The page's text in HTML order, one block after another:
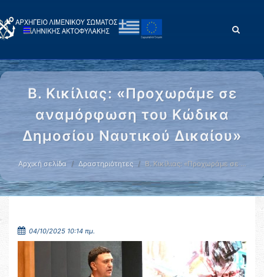
Β. Κικίλιας: «Προχωράμε σε
αναμόρφωση του Κώδικα
Δημοσίου Ναυτικού Δικαίου»
Αρχική σελίδα Δραστηριότητες Β. Κικίλιας: «Προχωράμε σε …
04/10/2025 10:14 πμ.